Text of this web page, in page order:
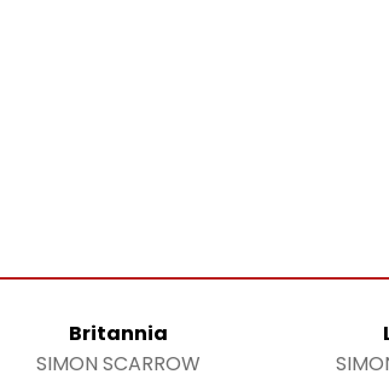
Britannia
SIMON SCARROW